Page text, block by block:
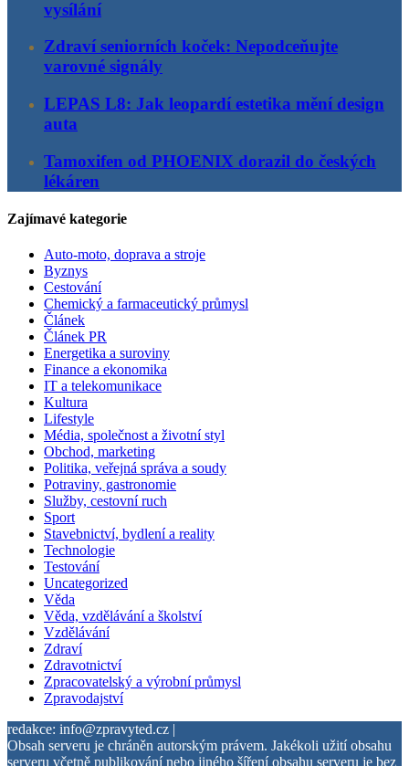
vysílání
Zdraví seniorních koček: Nepodceňujte
varovné signály
LEPAS L8: Jak leopardí estetika mění design
auta
Tamoxifen od PHOENIX dorazil do českých
lékáren
Zajímavé kategorie
Auto-moto, doprava a stroje
Byznys
Cestování
Chemický a farmaceutický průmysl
Článek
Článek PR
Energetika a suroviny
Finance a ekonomika
IT a telekomunikace
Kultura
Lifestyle
Média, společnost a životní styl
Obchod, marketing
Politika, veřejná správa a soudy
Potraviny, gastronomie
Služby, cestovní ruch
Sport
Stavebnictví, bydlení a reality
Technologie
Testování
Uncategorized
Věda
Věda, vzdělávání a školství
Vzdělávání
Zdraví
Zdravotnictví
Zpracovatelský a výrobní průmysl
Zpravodajství
redakce: info@zpravyted.cz |
Obsah serveru je chráněn autorským právem. Jakékoli užití obsahu
serveru včetně publikování nebo jiného šíření obsahu serveru je bez